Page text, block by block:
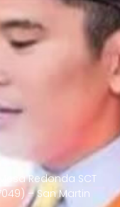
Redonda SCT
– San Martin